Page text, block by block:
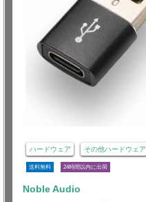
ハードウェア その他ハードウェア
送料無料 24時間以内に出荷
Noble Audio